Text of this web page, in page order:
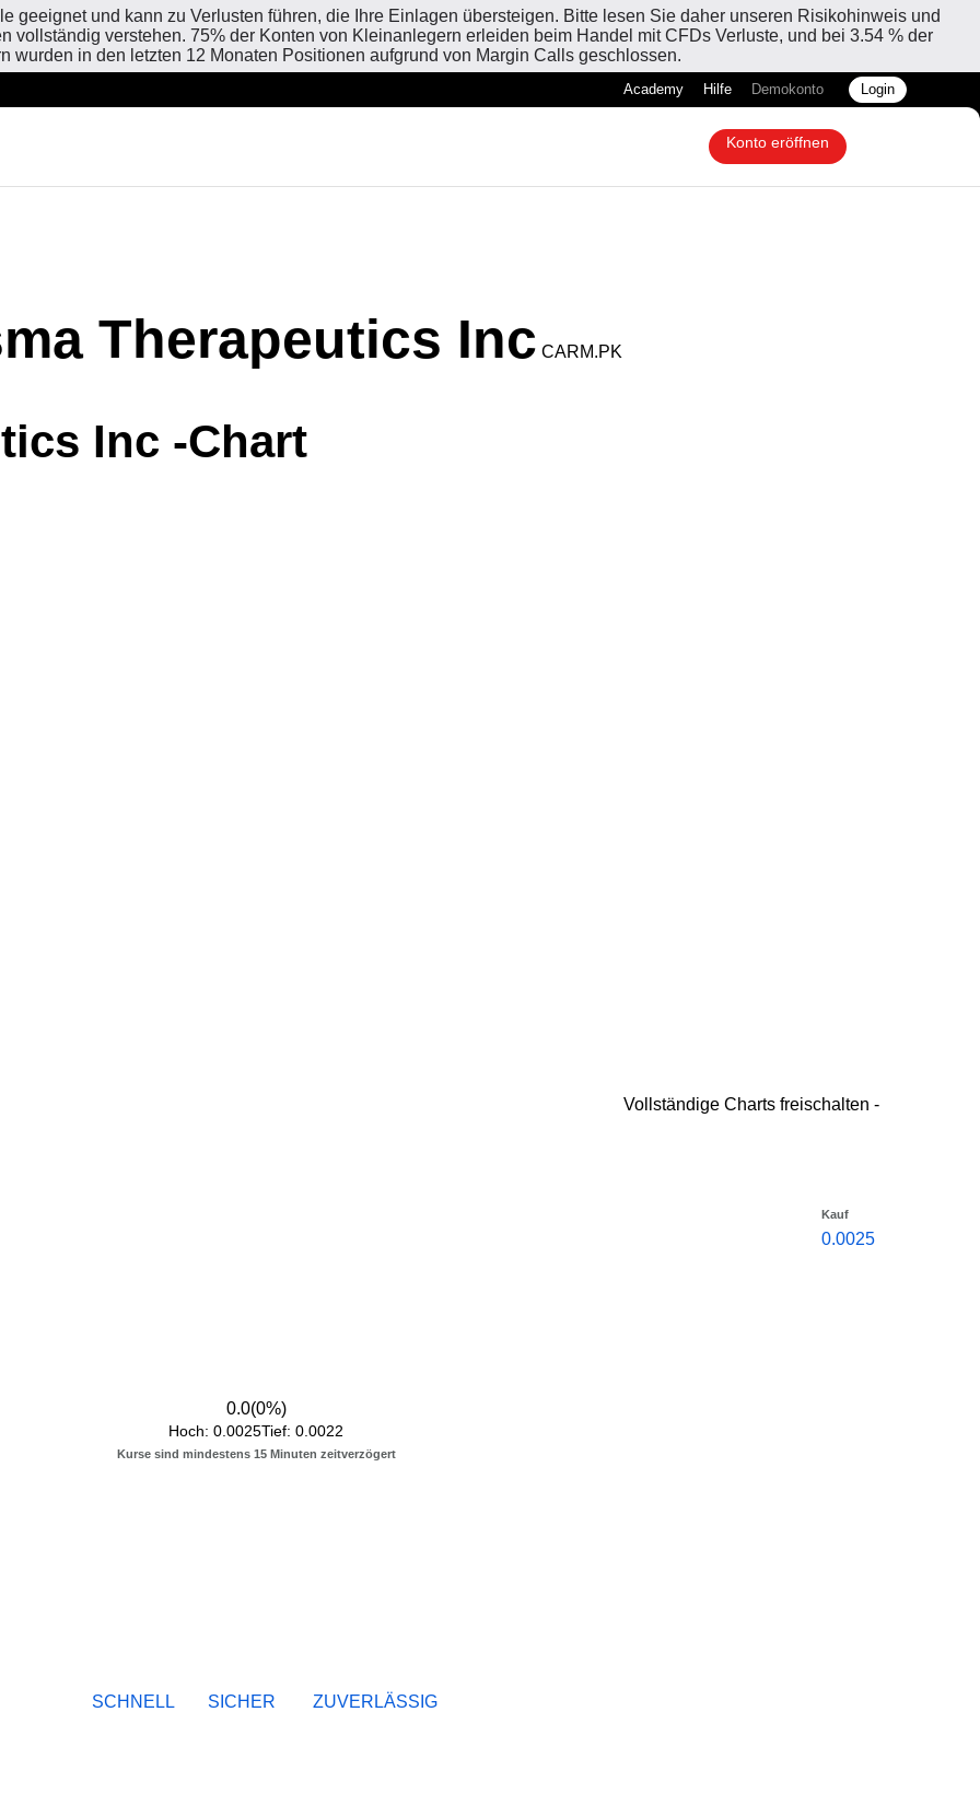
geeignet und kann zu Verlusten führen, die Ihre Einlagen übersteigen. Bitte lesen Sie daher unseren Risikohinweis und
vollständig verstehen. 75% der Konten von Kleinanlegern erleiden beim Handel mit CFDs Verluste, und bei 3.54 % der
wurden in den letzten 12 Monaten Positionen aufgrund von Margin Calls geschlossen.
Academy Hilfe Demokonto Login
Konto eröffnen
Therapeutics Inc CARM.PK
Inc -Chart
Vollständige Charts freischalten -
Kauf
0.0025
0.0(0%)
Hoch: 0.0025Tief: 0.0022
Kurse sind mindestens 15 Minuten zeitverzögert
SCHNELL SICHER ZUVERLÄSSIG